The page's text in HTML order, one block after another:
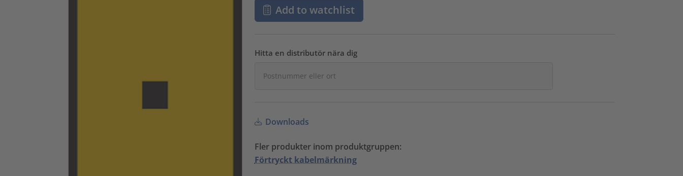
Add to watchlist
Hitta en distributör nära dig
Downloads
Fler produkter inom produktgruppen:
Förtryckt kabelmärkning